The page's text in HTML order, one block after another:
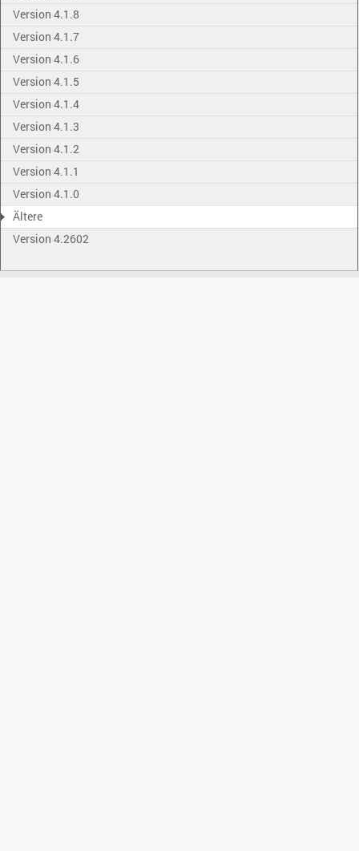
Version 4.1.8
Version 4.1.7
Version 4.1.6
Version 4.1.5
Version 4.1.4
Version 4.1.3
Version 4.1.2
Version 4.1.1
Version 4.1.0
Ältere
Version 4.2602